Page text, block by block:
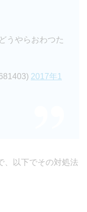
うやらおわつた
2017年1
、以下でその対処法